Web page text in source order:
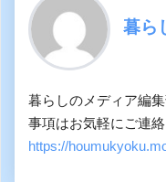
暮ら
暮らしのメディア編
事項はお気軽にご連
https://